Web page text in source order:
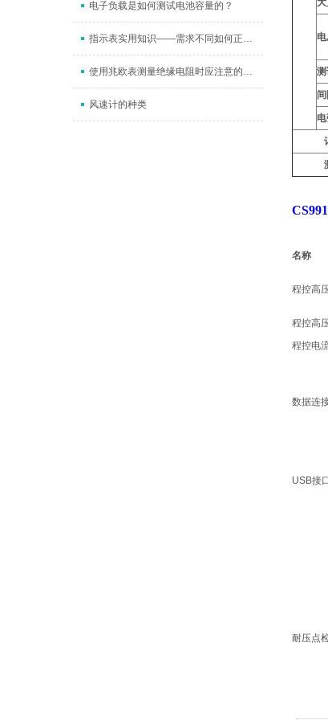
电子负载是如何测试电池容量的？
指示表实用知识——需求不同如何正确安装？这些注意事项要谨记
使用兆欧表测量绝缘电阻时应注意的问题
风速计的种类
测
名称
程控高
程控高
程控电
数据连
USB接
耐压点